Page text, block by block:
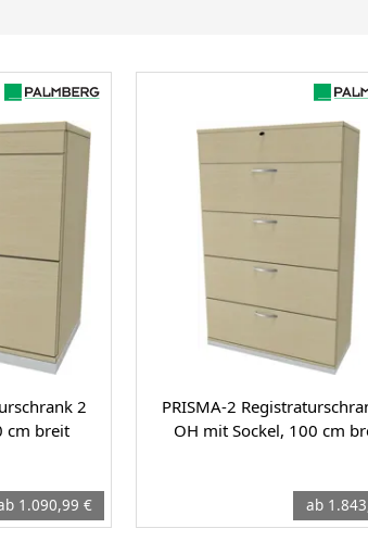
2
cm breit
1.090,99 €
PRISMA-2
OH mit Sockel, 100 cm
ab